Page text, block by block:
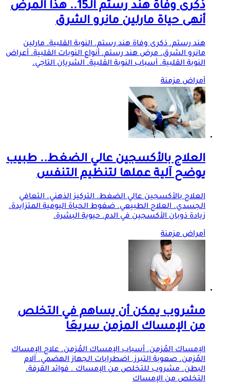
ذكرى وفاة هند رستم الـ15.. هذا المرض
أنهى حياة مارلين مانرو الشرق
هند رستم. ذكرى وفاة هند رستم. النوبة القلبية. مارلين
مانرو الشرق. مرض هند رستم. أنواع النوبات القلبية. أعراض
النوبة القلبية. أسباب النوبة القلبية. الشريان التاجي.
أمراض مزمنة
العلاج بالأكسجين عالي الضغط.. طبيب
يوضح آلية عملها لتنظيم التنفس
العلاج بالأكسجين عالي الضغط. التركيز الذهني. التعافي
الجسدي. العلاج الطبيعي. ضغوط الحياة اليومية المتزايدة.
زيادة ذوبان الأكسجين في الدم. حيوية البشرة.
أمراض مزمنة
مشروب يمكن أن يساهم في التخلص
من الإمساك المزمن سريعَا
الإمساك المُزمن. أسباب الإمساك المُزمن. علاج الإمساك
المُزمن. صعوبة التبرز. اضطرابات الجهاز الهضمي. آلام
البطن. مشروب للتخلص من الإمساك . فوائد القرفة.
التخلص من الإمساك